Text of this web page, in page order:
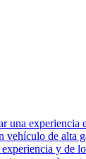
experiencia
de alta
y de